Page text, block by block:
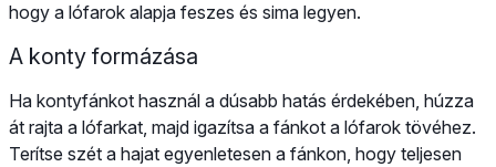
hogy a lófarok alapja feszes és sima legyen.
A konty formázása
Ha kontyfánkot használ a dúsabb hatás érdekében, húzza
át rajta a lófarkat, majd igazítsa a fánkot a lófarok tövéhez.
Terítse szét a hajat egyenletesen a fánkon, hogy teljesen